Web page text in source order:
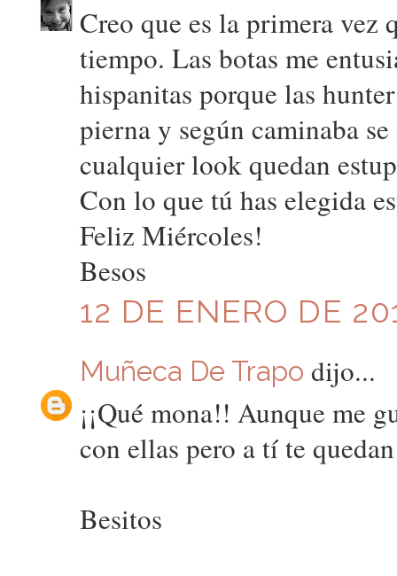
Creo que es la primera vez
tiempo. Las botas me
hispanitas porque las
pierna y según caminaba
cualquier look quedan
Con lo que tú has elegida
Feliz Miércoles!
Besos
12 DE ENERO DE
Muñeca De Trapo dijo...
¡¡Qué mona!! Aunque me
con ellas pero a tí te
Besitos